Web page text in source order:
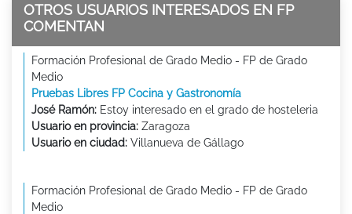
OTROS USUARIOS INTERESADOS EN FP
COMENTAN
Formación Profesional de Grado Medio - FP de Grado
Medio
Pruebas Libres FP Cocina y Gastronomía
José Ramón: Estoy interesado en el grado de hosteleria
Usuario en provincia: Zaragoza
Usuario en ciudad: Villanueva de Gállago
Formación Profesional de Grado Medio - FP de Grado
Medio